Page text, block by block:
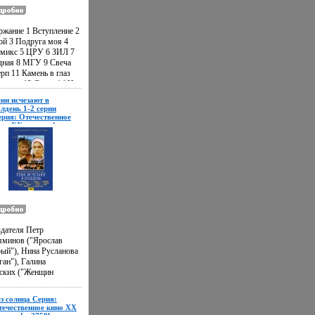
1 Вступление 2
3 Подруга моя 4
микс 5 ЦРУ 6 ЗИЛ 7
8 МГУ 9 Свеча
11 Камень в глаз
13 Север 14 На
Исполнитель
плесень".
исчезают в
1-2 серии
Отечественное
XX века инфо
Петр
("Ярослав
Нина Русланова
Галина
("Женщин
не
одноименного
солнца Серия:
кино XX